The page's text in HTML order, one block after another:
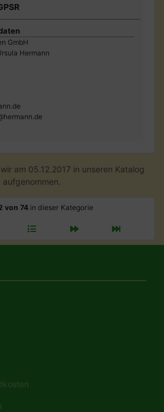
GmbH
Hermann
am 05.12.2017 in unseren Katalog
aufgenommen.
von 74 in dieser Kategorie